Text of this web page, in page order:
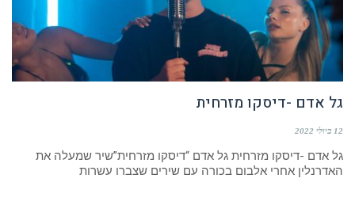
גל אדם -דיסקו מזרחית
12 ביולי 2022
גל אדם -דיסקו מזרחית גל אדם “דיסקו מזרחית”שיר שמעלה את
האדרנלין אחרי אלבום בכורה עם שירים שצברו עשרות